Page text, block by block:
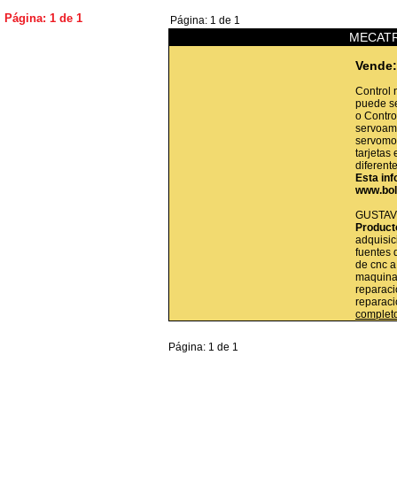
Página: 1 de 1
Página: 1 de 1
Vende:
Control
puede
o
tarjetas
Esta
fuentes
de cnc
Página: 1 de 1